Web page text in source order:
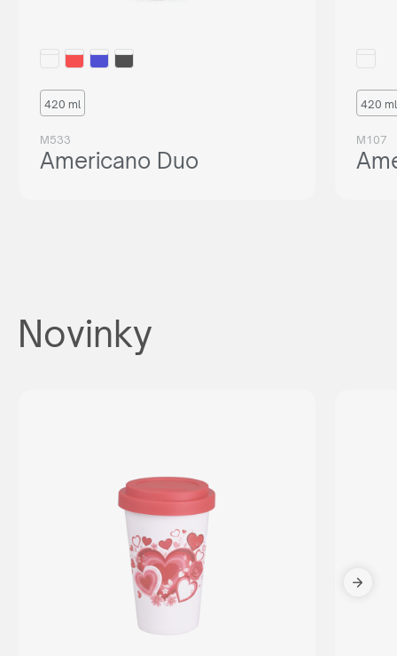
420 ml
M533
Americano Duo
420 ml
M107
Novinky